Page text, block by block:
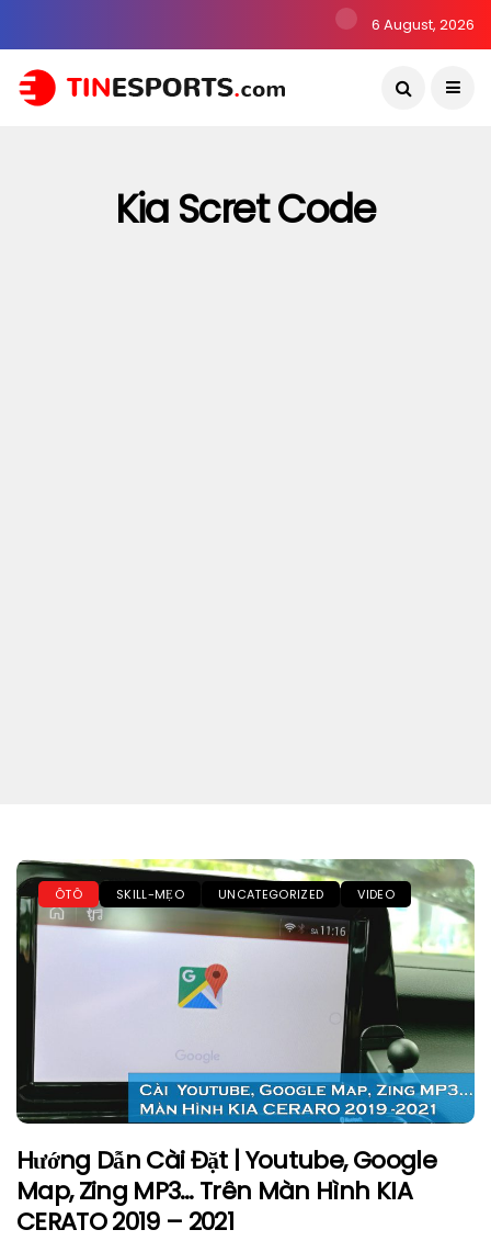
6 August, 2026
Kia Scret Code
ÔTÔ SKILL-MẸO UNCATEGORIZED VIDEO
Hướng Dẫn Cài Đặt | Youtube, Google
Map, Zing MP3… Trên Màn Hình KIA
CERATO 2019 – 2021